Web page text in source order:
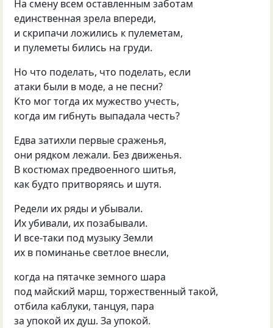
На смену всем оставленным заботам
единственная зрела впереди,
и скрипачи ложились к пулеметам,
и пулеметы бились на груди.
Но что поделать, что поделать, если
атаки были в моде, а не песни?
Кто мог тогда их мужество учесть,
когда им гибнуть выпадала честь?
Едва затихли первые сраженья,
они рядком лежали. Без движенья.
В костюмах предвоенного шитья,
как будто притворяясь и шутя.
Редели их ряды и убывали.
Их убивали, их позабывали.
И все-таки под музыку Земли
их в поминанье светлое внесли,
когда на пятачке земного шара
под майский марш, торжественный такой,
отбила каблуки, танцуя, пара
за упокой их душ. За упокой.